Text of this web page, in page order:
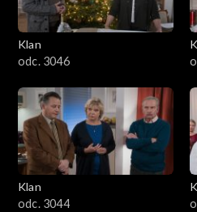
Klan
odc. 3046
Klan
odc. 3044